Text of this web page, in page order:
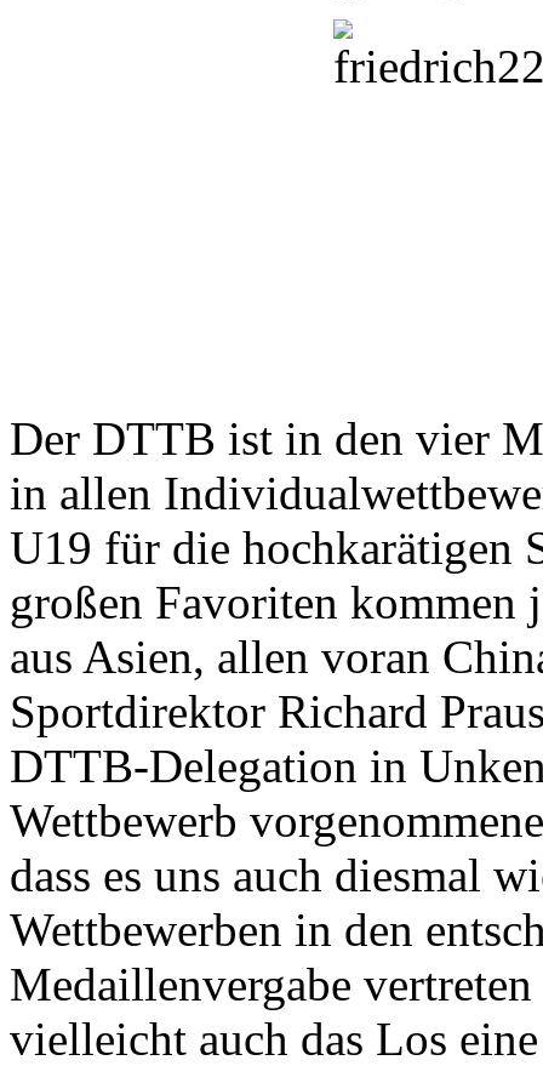
Der DTTB ist in den vier
in allen
U19 für die hochkarätigen
großen Favoriten kommen
aus Asien, allen voran
Sportdirektor Richard
DTTB-Delegation in
Wettbewerb
dass es uns auch diesmal
Wettbewerben in den
Medaillenvergabe
vielleicht auch das Los